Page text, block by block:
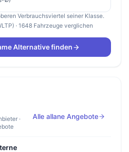
Verbrauchsviertel seiner Klasse.
· 1648 Fahrzeuge verglichen
Alternative finden
·
Alle allane Angebote